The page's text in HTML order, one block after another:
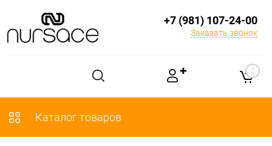
+7 (981) 107-24-00
Заказать звонок
✚ 0
Каталог товаров